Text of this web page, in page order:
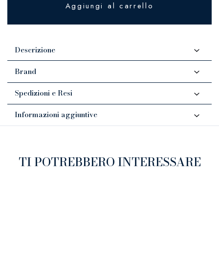
Aggiungi al carrello
Descrizione
Brand
Spedizioni e Resi
Informazioni aggiuntive
TI POTREBBERO INTERESSARE